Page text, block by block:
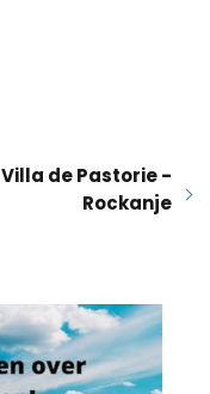
Villa de Pastorie -
Rockanje